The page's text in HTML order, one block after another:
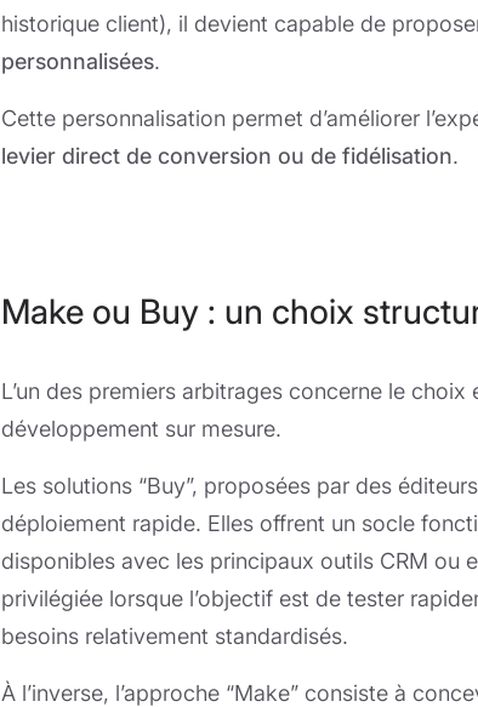
historique client), il devient capable de
personnalisées.
Cette personnalisation permet d’améliorer
levier direct de conversion ou de fidélisation.
Make ou Buy : un choix
L’un des premiers arbitrages concerne le
développement sur mesure.
Les solutions “Buy”, proposées par des
déploiement rapide. Elles offrent un socle
disponibles avec les principaux outils CRM ou
privilégiée lorsque l’objectif est de tester
besoins relativement standardisés.
À l’inverse, l’approche “Make” consiste à